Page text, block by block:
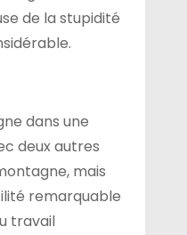
de la stupidité
dans une
deux autres
mais
remarquable
travail